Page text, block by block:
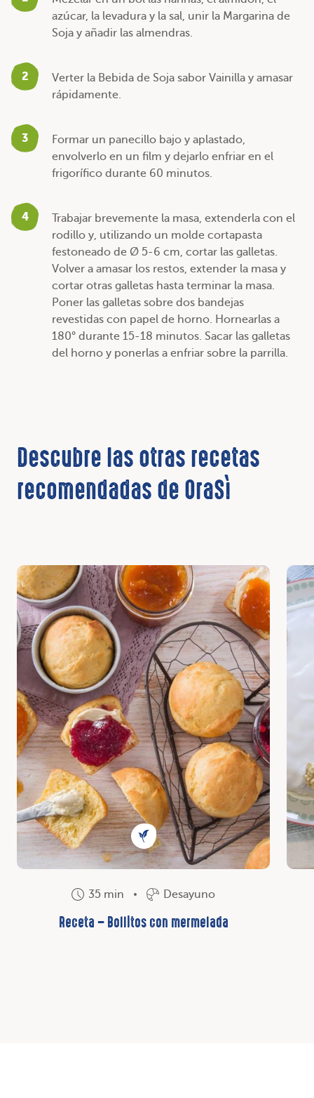
azúcar, la levadura y la sal, unir la Margarina de
Soja y añadir las almendras.
2
Verter la Bebida de Soja sabor Vainilla y amasar
rápidamente.
3
Formar un panecillo bajo y aplastado,
envolverlo en un film y dejarlo enfriar en el
frigorífico durante 60 minutos.
4
Trabajar brevemente la masa, extenderla con el
rodillo y, utilizando un molde cortapasta
festoneado de Ø 5-6 cm, cortar las galletas.
Volver a amasar los restos, extender la masa y
cortar otras galletas hasta terminar la masa.
Poner las galletas sobre dos bandejas
revestidas con papel de horno. Hornearlas a
180° durante 15-18 minutos. Sacar las galletas
del horno y ponerlas a enfriar sobre la parrilla.
Descubre las otras recetas
recomendadas de OraSì
35 min Desayuno
Receta – Bollitos con mermelada
Descubrir